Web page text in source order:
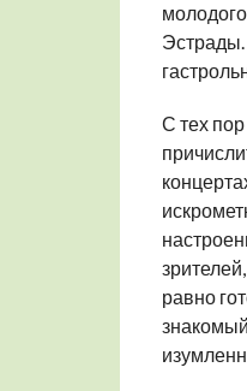
Эстрады.
С тех
равно